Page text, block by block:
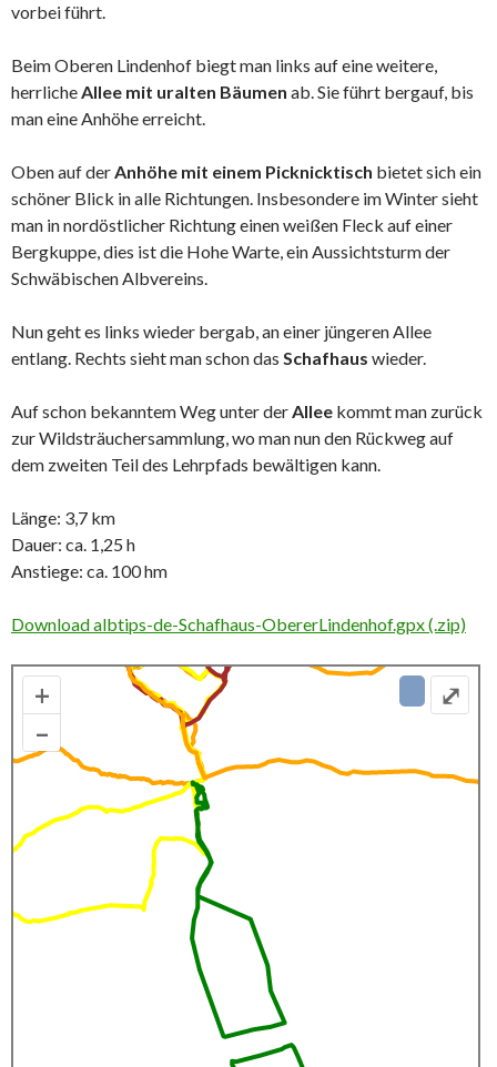
vorbei führt.
Beim Oberen Lindenhof biegt man links auf eine weitere,
herrlicheAllee mit uralten Bäumen ab. Sie führt bergauf, bis
man eine Anhöhe erreicht.
Oben auf derAnhöhe mit einem Picknicktisch bietet sich ein
schöner Blick in alle Richtungen. Insbesondere im Winter sieht
man in nordöstlicher Richtung einen weißen Fleck auf einer
Bergkuppe, dies ist die Hohe Warte, ein Aussichtsturm der
Schwäbischen Albvereins.
Nun geht es links wieder bergab, an einer jüngeren Allee
entlang. Rechts sieht man schon das Schafhaus wieder.
Auf schon bekanntem Weg unter derAllee kommt man zurück
zur Wildsträuchersammlung, wo man nun den Rückweg auf
dem zweiten Teil des Lehrpfads bewältigen kann.
Länge: 3,7 km
Dauer: ca. 1,25 h
Anstiege: ca. 100 hm
Download albtips-de-Schafhaus-ObererLindenhof.gpx (.zip)
+
–
⤢